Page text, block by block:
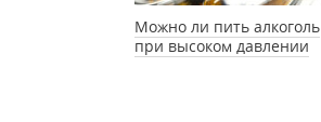
Можно ли пить алкоголь
при высоком давлении